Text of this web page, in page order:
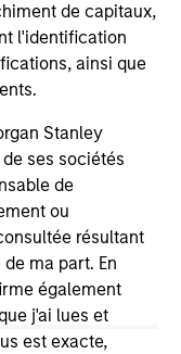
de capitaux,
l'identification
ainsi que
Stanley
ses sociétés
de
ou
résultant
ma part. En
également
j'ai lues et
est exacte,
herein does
as an
in any
the
such jurisdiction.
loss of principal.
for important
additional risk